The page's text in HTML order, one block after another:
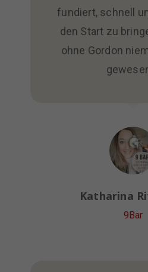
fundiert, schnell
den Start zu
ohne Gordon
Katharina
9Bar